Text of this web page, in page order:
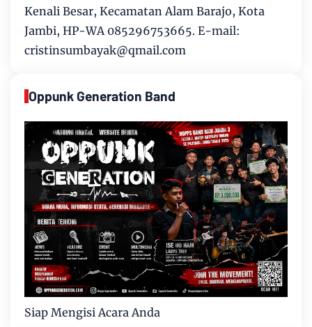
Kenali Besar, Kecamatan Alam Barajo, Kota
Jambi, HP-WA 085296753665. E-mail:
cristinsumbayak@qmail.com
Oppunk Generation Band
Siap Mengisi Acara Anda